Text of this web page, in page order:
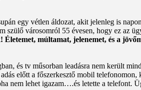
egy vétlen áldozat, akit jelenleg is
szülő városomról 55 évesen, hogy ez az
múltamat, jelenemet, és a
és tv műsorban leadásra nem került
előtt a főszerkesztő mobil
nem lehet igazam….és letette a telefont.